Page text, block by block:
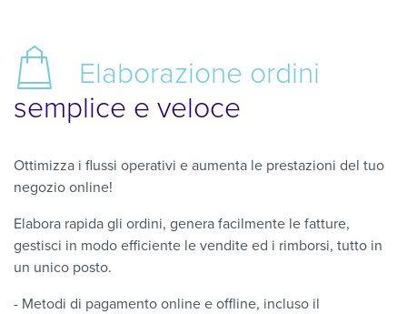
Elaborazione ordini
semplice e veloce
Ottimizza i flussi operativi e aumenta le prestazioni del tuo
negozio online!
Elabora rapida gli ordini, genera facilmente le fatture,
gestisci in modo efficiente le vendite ed i rimborsi, tutto in
un unico posto.
- Metodi di pagamento online e offline, incluso il